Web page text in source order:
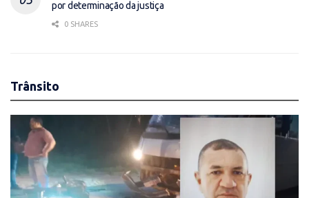
por determinação da justiça
0 SHARES
Trânsito